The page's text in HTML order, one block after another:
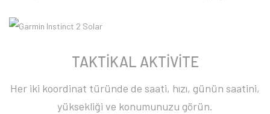
TAKTİKAL AKTİVİTE
Her iki koordinat türünde de saati, hızı, günün saatini,
yüksekliği ve konumunuzu görün.